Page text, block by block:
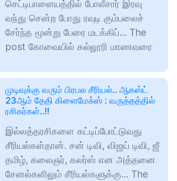
செட்டிபாளையத்தில் போலீசார் இரவு
வந்து சென்ற போது ரவுடி கும்பலைச்
சேர்ந்த மூன்று பேரை மடக்கிப்... The
post கோவையில் கல்லூரி மாணவரை
முடிவுக்கு வரும் பிரபல சீரியல்.. ஆகஸ்ட்
23ஆம் தேதி கிளைமேக்ஸ் : வருத்தத்தில்
ரசிகர்கள்..!!
இல்லத்தரசிகளை கட்டிப்போட்டுவது
சீரியல்கள்தான். சன் டிவி, விஜய் டிவி, ஜீ
தமிழ், கலைஞர், கலர்ஸ் என அத்தனை
சேனல்களிலும் சீரியல்களுக்கு... The